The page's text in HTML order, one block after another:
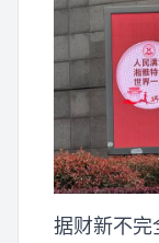
据财新不